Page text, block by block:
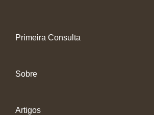
Primeira Consulta
Sobre
Artigos